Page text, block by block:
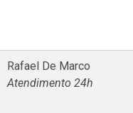
Rafael De Marco
Atendimento 24h